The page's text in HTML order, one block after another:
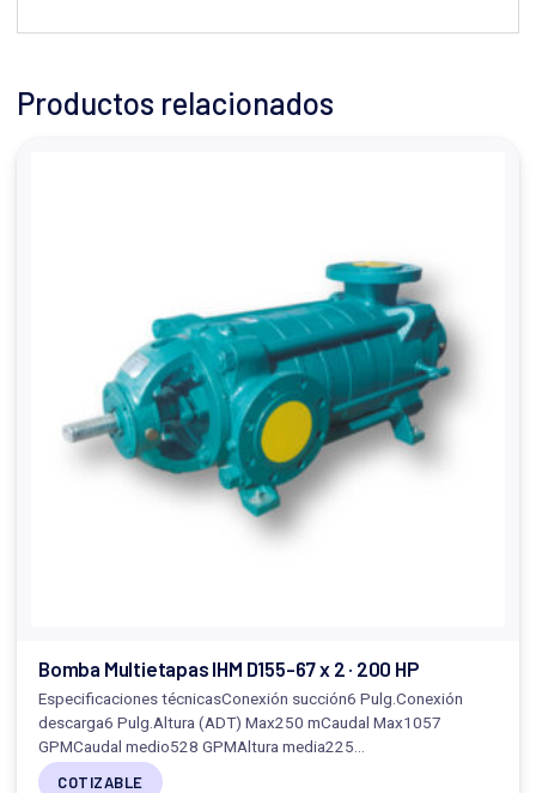
Productos relacionados
Bomba Multietapas IHM D155-67 x 2 · 200 HP
Especificaciones técnicasConexión succión6 Pulg.Conexión
descarga6 Pulg.Altura (ADT) Max250 mCaudal Max1057
GPMCaudal medio528 GPMAltura media225…
COTIZABLE